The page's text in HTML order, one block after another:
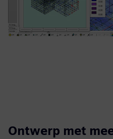
Ontwerp met